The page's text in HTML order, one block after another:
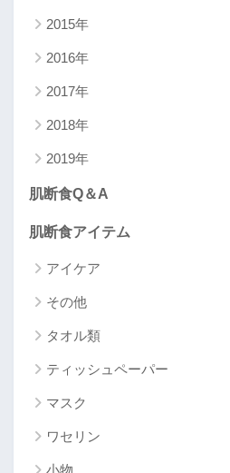
2015年
2016年
2017年
2018年
2019年
肌断食Q＆A
肌断食アイテム
アイケア
その他
タオル類
ティッシュペーパー
マスク
ワセリン